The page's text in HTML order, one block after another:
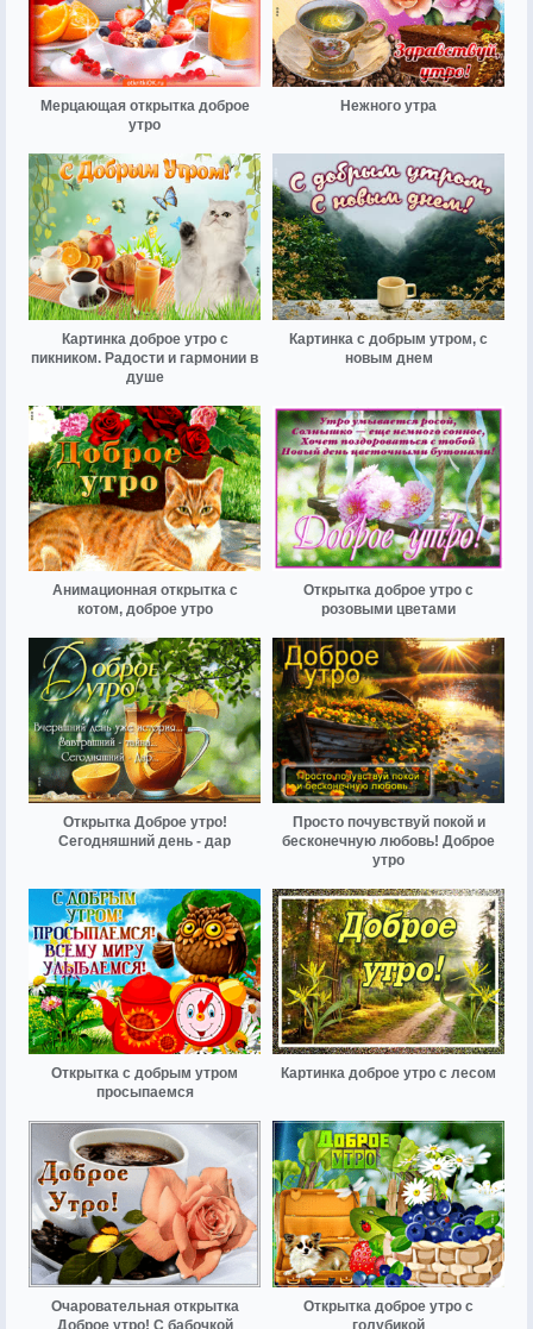
Мерцающая открытка доброе
утро
Нежного утра
Картинка доброе утро с
пикником. Радости и гармонии в
душе
Картинка с добрым утром, с
новым днем
Анимационная открытка с
котом, доброе утро
Открытка доброе утро с
розовыми цветами
Открытка Доброе утро!
Сегодняшний день - дар
Просто почувствуй покой и
бесконечную любовь! Доброе
утро
Открытка с добрым утром
просыпаемся
Картинка доброе утро с лесом
Очаровательная открытка
Доброе утро! С бабочкой
Открытка доброе утро с
голубикой